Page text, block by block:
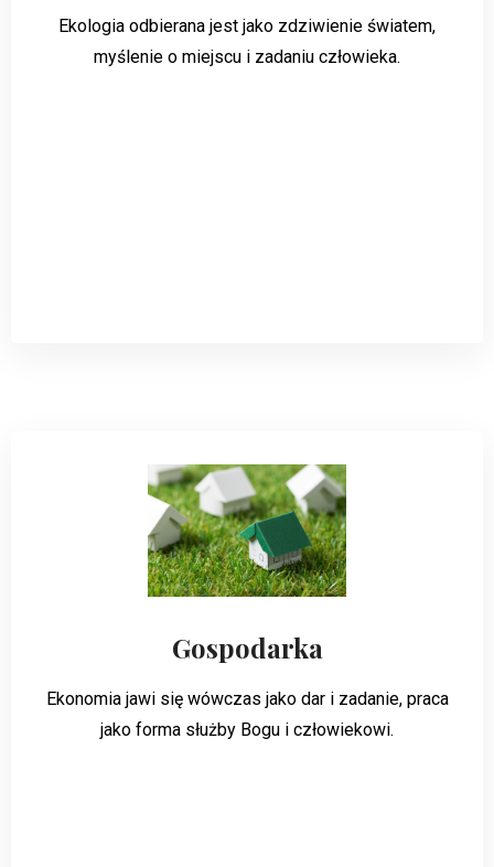
Ekologia odbierana jest jako zdziwienie światem,
myślenie o miejscu i zadaniu człowieka.
Gospodarka
Ekonomia jawi się wówczas jako dar i zadanie, praca
jako forma służby Bogu i człowiekowi.